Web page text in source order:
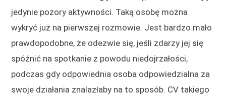
jedynie pozory aktywności. Taką osobę można
wykryć już na pierwszej rozmowie. Jest bardzo mało
prawdopodobne, że odezwie się, jeśli zdarzy jej się
spóźnić na spotkanie z powodu niedojrzałości,
podczas gdy odpowiednia osoba odpowiedzialna za
swoje działania znalazłaby na to sposób. CV takiego